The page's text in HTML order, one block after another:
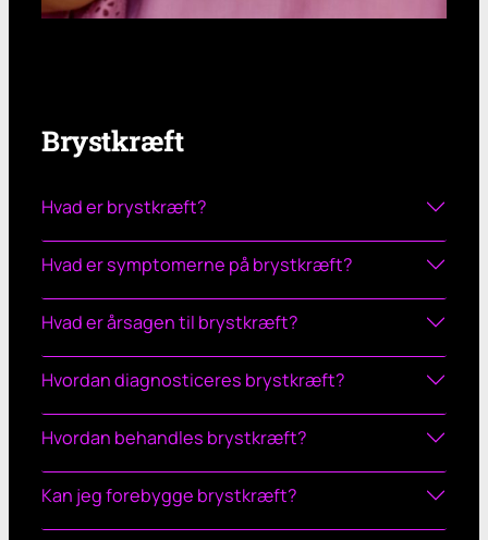
Brystkræft
Hvad er brystkræft?
Hvad er symptomerne på brystkræft?
Hvad er årsagen til brystkræft?
Hvordan diagnosticeres brystkræft?
Hvordan behandles brystkræft?
Kan jeg forebygge brystkræft?